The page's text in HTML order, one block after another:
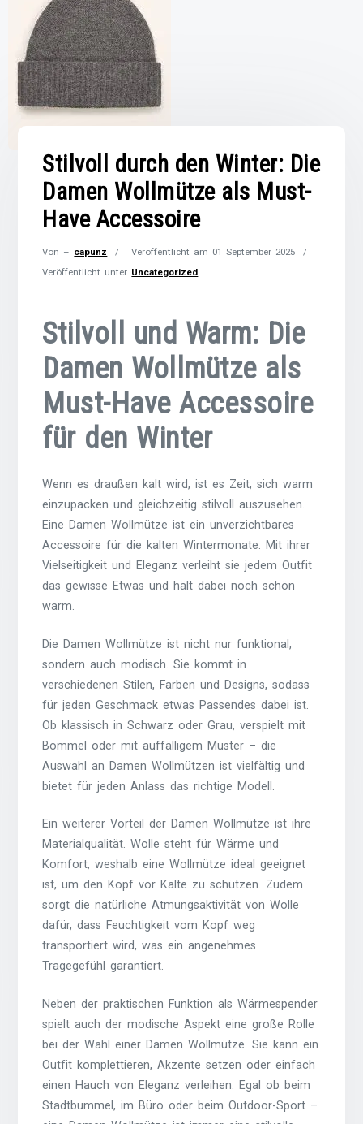
Stilvoll durch den Winter: Die
Damen Wollmütze als Must-
Have Accessoire
Von – capunz Veröffentlicht am 01 September 2025
Veröffentlicht unter Uncategorized
Stilvoll und Warm: Die
Damen Wollmütze als
Must-Have Accessoire
für den Winter
Wenn es draußen kalt wird, ist es Zeit, sich warm
einzupacken und gleichzeitig stilvoll auszusehen.
Eine Damen Wollmütze ist ein unverzichtbares
Accessoire für die kalten Wintermonate. Mit ihrer
Vielseitigkeit und Eleganz verleiht sie jedem Outfit
das gewisse Etwas und hält dabei noch schön
warm.
Die Damen Wollmütze ist nicht nur funktional,
sondern auch modisch. Sie kommt in
verschiedenen Stilen, Farben und Designs, sodass
für jeden Geschmack etwas Passendes dabei ist.
Ob klassisch in Schwarz oder Grau, verspielt mit
Bommel oder mit auffälligem Muster – die
Auswahl an Damen Wollmützen ist vielfältig und
bietet für jeden Anlass das richtige Modell.
Ein weiterer Vorteil der Damen Wollmütze ist ihre
Materialqualität. Wolle steht für Wärme und
Komfort, weshalb eine Wollmütze ideal geeignet
ist, um den Kopf vor Kälte zu schützen. Zudem
sorgt die natürliche Atmungsaktivität von Wolle
dafür, dass Feuchtigkeit vom Kopf weg
transportiert wird, was ein angenehmes
Tragegefühl garantiert.
Neben der praktischen Funktion als Wärmespender
spielt auch der modische Aspekt eine große Rolle
bei der Wahl einer Damen Wollmütze. Sie kann ein
Outfit komplettieren, Akzente setzen oder einfach
einen Hauch von Eleganz verleihen. Egal ob beim
Stadtbummel, im Büro oder beim Outdoor-Sport –